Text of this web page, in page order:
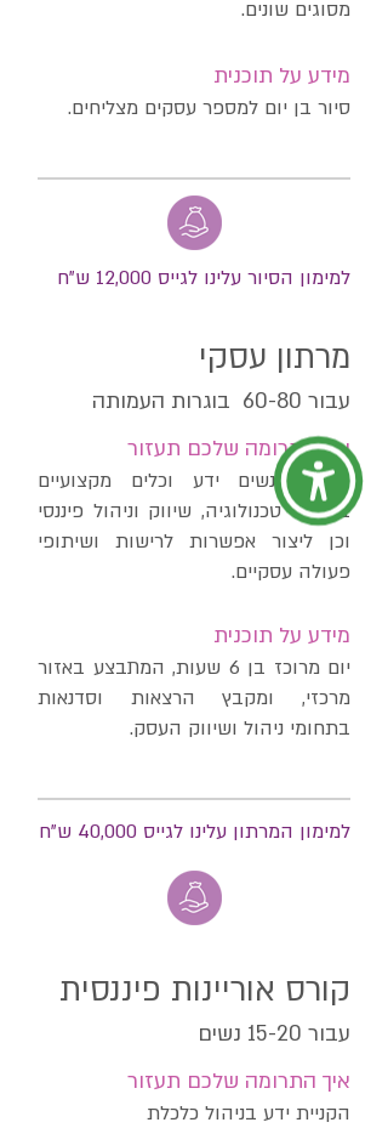
מסוגים שונים.
מידע על תוכנית
סיור בן יום למספר עסקים מצליחים.
למימון הסיור עלינו לגייס 12,000 ש"ח
מרתון עסקי
עבור 60-80 בוגרות העמותה
איך התרומה שלכם תעזור
לספק לנשים ידע וכלים מקצועיים
בתחומי טכנולוגיה, שיווק וניהול פיננסי
וכן ליצור אפשרות לרישות ושיתופי
פעולה עסקיים.
מידע על תוכנית
יום מרוכז בן 6 שעות, המתבצע באזור
מרכזי, ומקבץ הרצאות וסדנאות
בתחומי ניהול ושיווק העסק.
למימון המרתון עלינו לגייס 40,000 ש"ח
קורס אוריינות פיננסית
עבור 15-20 נשים
איך התרומה שלכם תעזור
הקניית ידע בניהול כלכלת